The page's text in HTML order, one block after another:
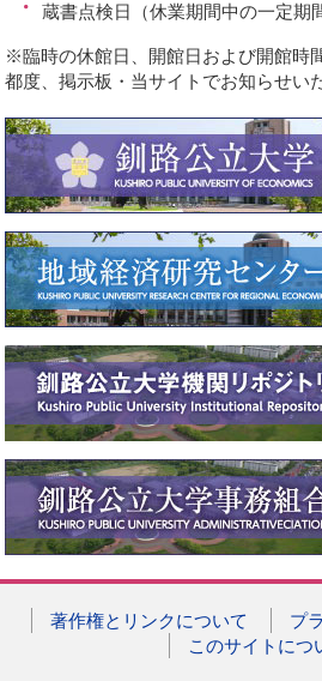
蔵書点検日（休業期間中の一定期
※臨時の休館日、開館日および開館時
都度、掲示板・当サイトでお知らせい
著作権とリンクについて
プ
このサイトにつ